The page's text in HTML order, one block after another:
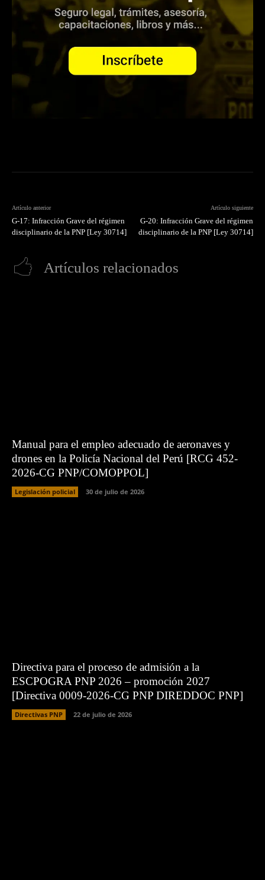
Artículo anterior
G-17: Infracción Grave del régimen
disciplinario de la PNP [Ley 30714]
Artículo siguiente
G-20: Infracción Grave del régimen
disciplinario de la PNP [Ley 30714]
Artículos relacionados
Manual para el empleo adecuado de aeronaves y
drones en la Policía Nacional del Perú [RCG 452-
2026-CG PNP/COMOPPOL]
Legislación policial 30 de julio de 2026
Directiva para el proceso de admisión a la
ESCPOGRA PNP 2026 – promoción 2027
[Directiva 0009-2026-CG PNP DIREDDOC PNP]
Directivas PNP 22 de julio de 2026